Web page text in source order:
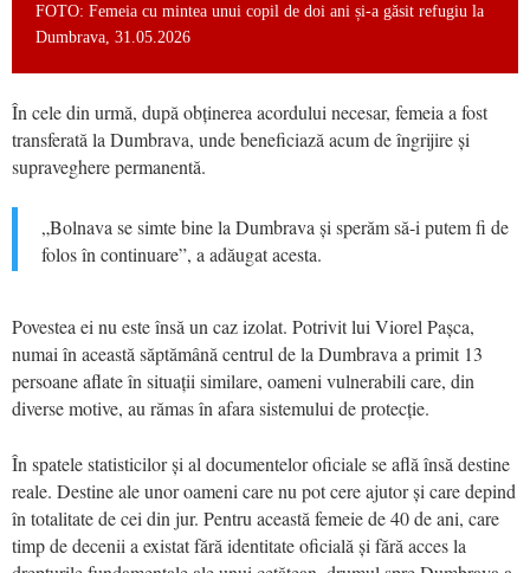
FOTO: Femeia cu mintea unui copil de doi ani și-a găsit refugiu la
Dumbrava, 31.05.2026
În cele din urmă, după obținerea acordului necesar, femeia a fost
transferată la Dumbrava, unde beneficiază acum de îngrijire și
supraveghere permanentă.
„Bolnava se simte bine la Dumbrava și sperăm să-i putem fi de
folos în continuare”, a adăugat acesta.
Povestea ei nu este însă un caz izolat. Potrivit lui Viorel Pașca,
numai în această săptămână centrul de la Dumbrava a primit 13
persoane aflate în situații similare, oameni vulnerabili care, din
diverse motive, au rămas în afara sistemului de protecție.
În spatele statisticilor și al documentelor oficiale se află însă destine
reale. Destine ale unor oameni care nu pot cere ajutor și care depind
în totalitate de cei din jur. Pentru această femeie de 40 de ani, care
timp de decenii a existat fără identitate oficială și fără acces la